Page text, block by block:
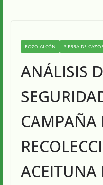
POZO ALCÓN SIERRA DE
ANÁLISIS
CAMPAÑA
ACEITUNA